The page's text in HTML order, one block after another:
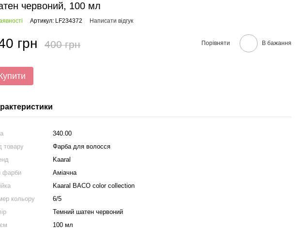
червоний, 100 мл
Артикул: LF234372 Написати відгук
грн 400 грн Порівняти В бажання
340.00
товару
Фарба для волосся
Kaaral
фарби
Аміачна
Kaaral BACO color collection
кольору
6/5
Темний шатен червоний
100 мл